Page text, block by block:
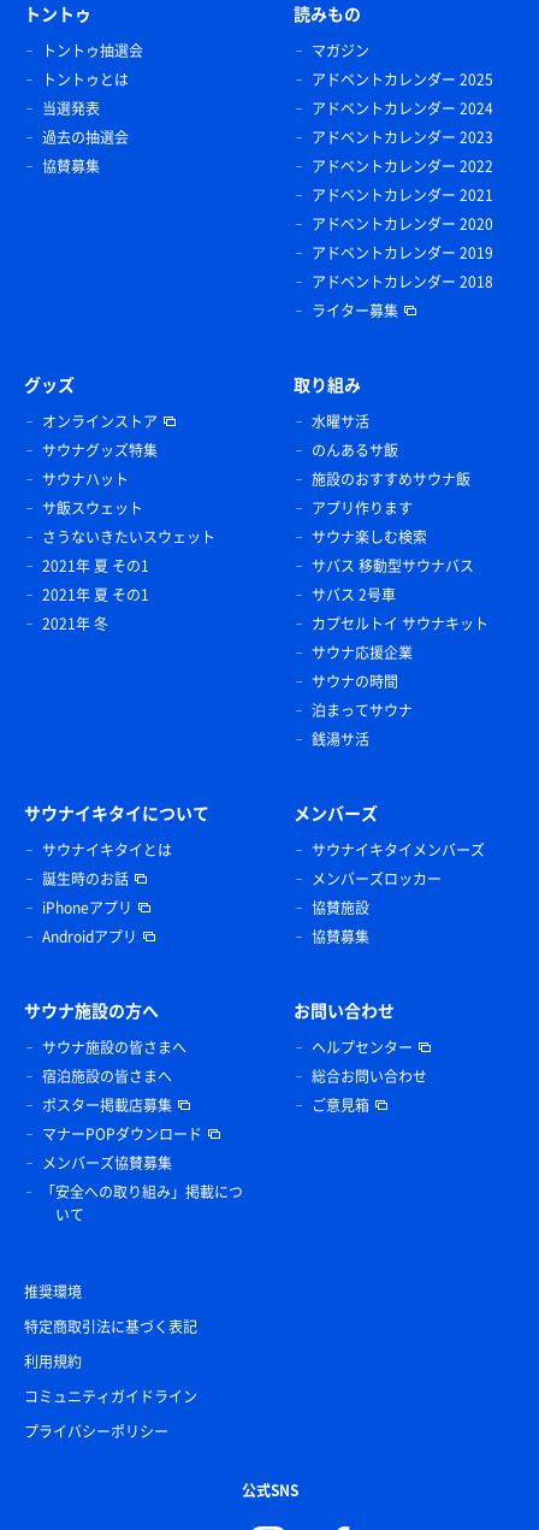
トントゥ
トントゥ抽選会
トントゥとは
当選発表
過去の抽選会
協賛募集
読みもの
マガジン
アドベントカレンダー 2025
アドベントカレンダー 2024
アドベントカレンダー 2023
アドベントカレンダー 2022
アドベントカレンダー 2021
アドベントカレンダー 2020
アドベントカレンダー 2019
アドベントカレンダー 2018
ライター募集
グッズ
オンラインストア
サウナグッズ特集
サウナハット
サ飯スウェット
さうないきたいスウェット
2021年 夏 その1
2021年 夏 その1
2021年 冬
取り組み
水曜サ活
のんあるサ飯
施設のおすすめサウナ飯
アプリ作ります
サウナ楽しむ検索
サバス 移動型サウナバス
サバス 2号車
カプセルトイ サウナキット
サウナ応援企業
サウナの時間
泊まってサウナ
銭湯サ活
サウナイキタイについて
サウナイキタイとは
誕生時のお話
iPhoneアプリ
Androidアプリ
メンバーズ
サウナイキタイメンバーズ
メンバーズロッカー
協賛施設
協賛募集
サウナ施設の方へ
サウナ施設の皆さまへ
宿泊施設の皆さまへ
ポスター掲載店募集
マナーPOPダウンロード
メンバーズ協賛募集
「安全への取り組み」掲載につ
いて
お問い合わせ
ヘルプセンター
総合お問い合わせ
ご意見箱
推奨環境
特定商取引法に基づく表記
利用規約
コミュニティガイドライン
プライバシーポリシー
公式SNS